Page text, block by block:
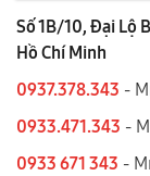
Số 1B/10, Đại Lộ
Hồ Chí Minh
0937.378.343 -
0933.471.343 -
0933 671 343 -